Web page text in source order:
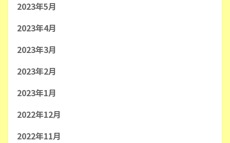
2023年5月
2023年4月
2023年3月
2023年2月
2023年1月
2022年12月
2022年11月